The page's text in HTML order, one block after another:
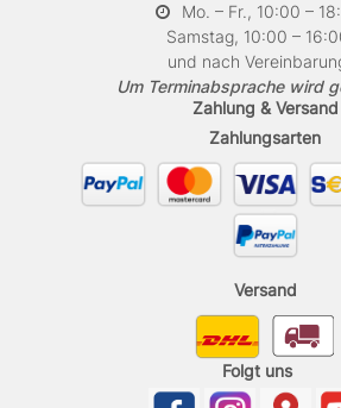
Mo. – Fr., 10:00 –
Samstag, 10:00 –
und nach
Um Terminabsprache wird
Zahlung & Versand
Zahlungsarten
Versand
Folgt uns